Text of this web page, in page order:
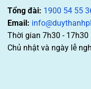
Tổng đài: 1900 54 55
Email:
Thời gian 7h30 - 17h30
Chủ nhật và ngày lễ